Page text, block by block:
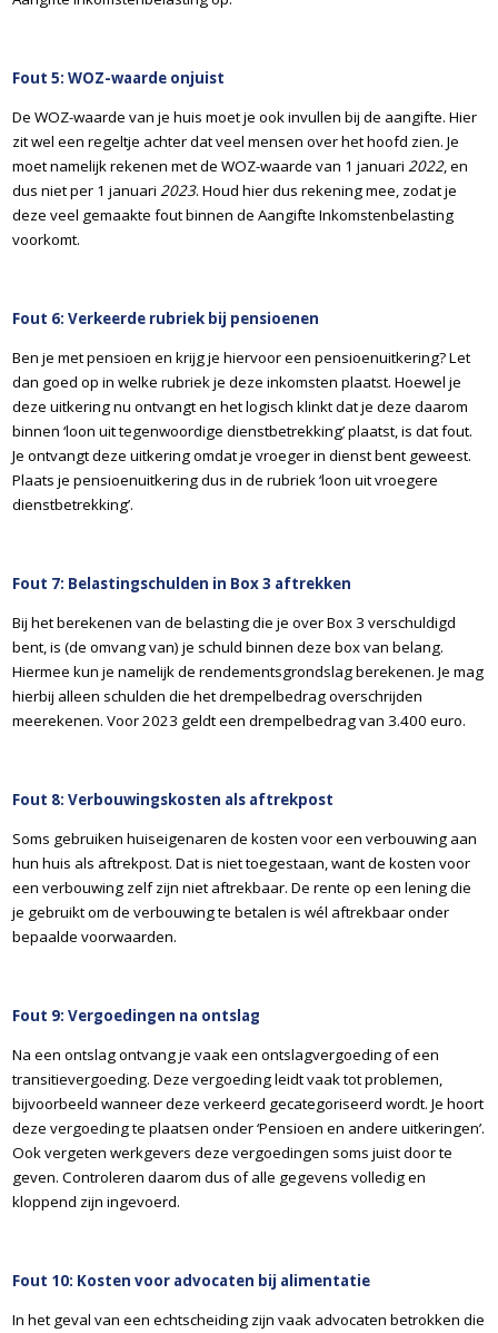
Fout 5: WOZ-waarde onjuist
De WOZ-waarde van je huis moet je ook invullen bij de aangifte. Hier
zit wel een regeltje achter dat veel mensen over het hoofd zien. Je
moet namelijk rekenen met de WOZ-waarde van 1 januari2022, en
dus niet per 1 januari2023. Houd hier dus rekening mee, zodat je
deze veel gemaakte fout binnen de Aangifte Inkomstenbelasting
voorkomt.
Fout 6: Verkeerde rubriek bij pensioenen
Ben je met pensioen en krijg je hiervoor een pensioenuitkering? Let
dan goed op in welke rubriek je deze inkomsten plaatst. Hoewel je
deze uitkering nu ontvangt en het logisch klinkt dat je deze daarom
binnen ‘loon uit tegenwoordige dienstbetrekking’ plaatst, is dat fout.
Je ontvangt deze uitkering omdat je vroeger in dienst bent geweest.
Plaats je pensioenuitkering dus in de rubriek ‘loon uit vroegere
dienstbetrekking’.
Fout 7: Belastingschulden in Box 3 aftrekken
Bij het berekenen van de belasting die je over Box 3 verschuldigd
bent, is (de omvang van) je schuld binnen deze box van belang.
Hiermee kun je namelijk de rendementsgrondslag berekenen. Je mag
hierbij alleen schulden die het drempelbedrag overschrijden
meerekenen. Voor 2023 geldt een drempelbedrag van 3.400 euro.
Fout 8: Verbouwingskosten als aftrekpost
Soms gebruiken huiseigenaren de kosten voor een verbouwing aan
hun huis als aftrekpost. Dat is niet toegestaan, want de kosten voor
een verbouwing zelf zijn niet aftrekbaar. De rente op een lening die
je gebruikt om de verbouwing te betalen is wél aftrekbaar onder
bepaalde voorwaarden.
Fout 9: Vergoedingen na ontslag
Na een ontslag ontvang je vaak een ontslagvergoeding of een
transitievergoeding. Deze vergoeding leidt vaak tot problemen,
bijvoorbeeld wanneer deze verkeerd gecategoriseerd wordt. Je hoort
deze vergoeding te plaatsen onder ‘Pensioen en andere uitkeringen’.
Ook vergeten werkgevers deze vergoedingen soms juist door te
geven. Controleren daarom dus of alle gegevens volledig en
kloppend zijn ingevoerd.
Fout 10: Kosten voor advocaten bij alimentatie
In het geval van een echtscheiding zijn vaak advocaten betrokken die